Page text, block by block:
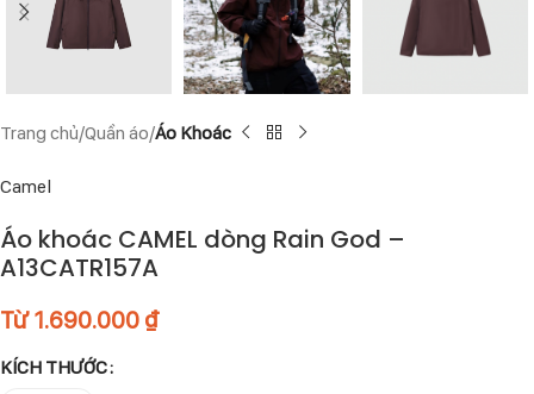
Trang chủ Quần áo Áo Khoác
Camel
Áo khoác CAMEL dòng Rain God –
A13CATR157A
Từ1.690.000 ₫
KÍCH THƯỚC